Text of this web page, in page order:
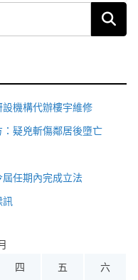
機構代辦樓宇維修
疑兇斬傷鄰居後墮亡
任期內完成立法
訊
四 五 六